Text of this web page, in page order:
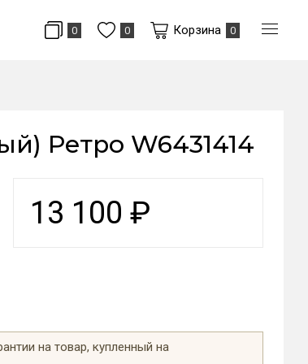
0 0 Корзина 0
Ретро W6431414
13 100 ₽
на товар, купленный на